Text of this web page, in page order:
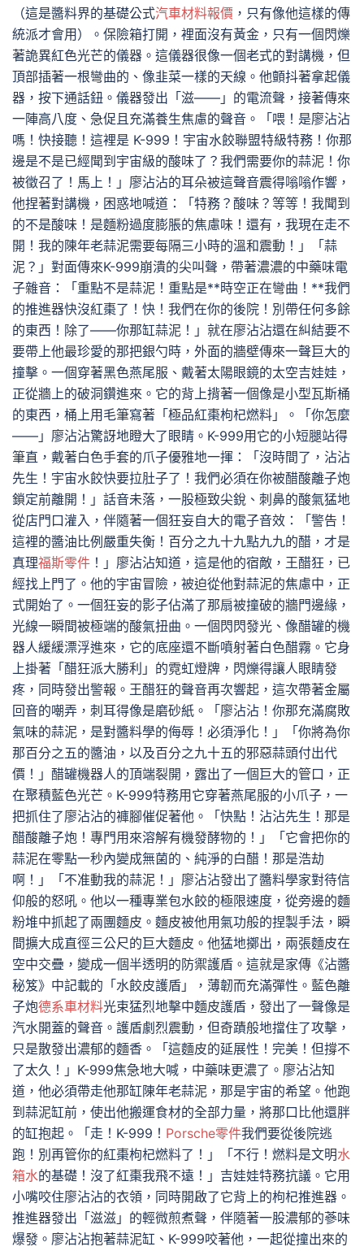
（這是醬料界的基礎公式汽車材料報價 ，只有像他這樣的傳
統派才會用）。保險箱打開，裡面沒有黃金，只有一個閃爍
著詭異紅色光芒的儀器。這儀器很像一個老式的對講機，但
頂部插著一根彎曲的、像韭菜一樣的天線。他顫抖著拿起儀
器，按下通話鈕。儀器發出「滋——」的電流聲，接著傳來
一陣高八度、急促且充滿養生焦慮的聲音。「喂！是廖沾沾
嗎！快接聽！這裡是 K-999！宇宙水餃聯盟特級特務！你那
邊是不是已經聞到宇宙級的酸味了？我們需要你的蒜泥！你
被徵召了！馬上！」廖沾沾的耳朵被這聲音震得嗡嗡作響，
他捏著對講機，困惑地喊道：「特務？酸味？等等！我聞到
的不是酸味！是麵粉過度膨脹的焦慮味！還有，我現在走不
開！我的陳年老蒜泥需要每隔三小時的溫和震動！」「蒜
泥？」對面傳來K-999崩潰的尖叫聲，帶著濃濃的中藥味電
子雜音：「重點不是蒜泥！重點是**時空正在彎曲！**我們
的推進器快沒紅棗了！快！我們在你的後院！別帶任何多餘
的東西！除了——你那缸蒜泥！」就在廖沾沾還在糾結要不
要帶上他最珍愛的那把銀勺時，外面的牆壁傳來一聲巨大的
撞擊。一個穿著黑色燕尾服、戴著太陽眼鏡的太空吉娃娃，
正從牆上的破洞鑽進來。它的背上揹著一個像是小型瓦斯桶
的東西，桶上用毛筆寫著「極品紅棗枸杞燃料」。「你怎麼
——」廖沾沾驚訝地瞪大了眼睛。K-999用它的小短腿站得
筆直，戴著白色手套的爪子優雅地一揮：「沒時間了，沾沾
先生！宇宙水餃快要拉肚子了！我們必須在你被醋酸離子炮
鎖定前離開！」話音未落，一股極致尖銳、刺鼻的酸氣猛地
從店門口灌入，伴隨著一個狂妄自大的電子音效：「警告！
這裡的醬油比例嚴重失衡！百分之九十九點九九的醋，才是
真理福斯零件 ！」廖沾沾知道，這是他的宿敵，王醋狂，已
經找上門了。他的宇宙冒險，被迫從他對蒜泥的焦慮中，正
式開始了。一個狂妄的影子佔滿了那扇被撞破的牆門邊緣，
光線一瞬間被極端的酸氣扭曲。一個閃閃發光、像醋罐的機
器人緩緩漂浮進來，它的底座還不斷噴射著白色醋霧。它身
上掛著「醋狂派大勝利」的霓虹燈牌，閃爍得讓人眼睛發
疼，同時發出警報。王醋狂的聲音再次響起，這次帶著金屬
回音的嘲弄，刺耳得像是磨砂紙。「廖沾沾！你那充滿腐敗
氣味的蒜泥，是對醬料學的侮辱！必須淨化！」「你將為你
那百分之五的醬油，以及百分之九十五的邪惡蒜頭付出代
價！」醋罐機器人的頂端裂開，露出了一個巨大的管口，正
在聚積藍色光芒。K-999特務用它穿著燕尾服的小爪子，一
把抓住了廖沾沾的褲腳催促著他。「快點！沾沾先生！那是
醋酸離子炮！專門用來溶解有機發酵物的！」「它會把你的
蒜泥在零點一秒內變成無菌的、純淨的白醋！那是浩劫
啊！」「不准動我的蒜泥！」廖沾沾發出了醬料學家對待信
仰般的怒吼。他以一種專業包水餃的極限速度，從旁邊的麵
粉堆中抓起了兩團麵皮。麵皮被他用氣功般的捏製手法，瞬
間擴大成直徑三公尺的巨大麵皮。他猛地擲出，兩張麵皮在
空中交疊，變成一個半透明的防禦護盾。這就是家傳《沾醬
秘笈》中記載的「水餃皮護盾」，薄韌而充滿彈性。藍色離
子炮德系車材料光束猛烈地擊中麵皮護盾，發出了一聲像是
汽水開蓋的聲音。護盾劇烈震動，但奇蹟般地擋住了攻擊，
只是散發出濃郁的麵香。「這麵皮的延展性！完美！但撐不
了太久！」K-999焦急地大喊，中藥味更濃了。廖沾沾知
道，他必須帶走他那缸陳年老蒜泥，那是宇宙的希望。他跑
到蒜泥缸前，使出他搬運食材的全部力量，將那口比他還胖
的缸抱起。「走！K-999！ Porsche零件我們要從後院逃
跑！別再管你的紅棗枸杞燃料了！」「不行！燃料是文明水
箱水的基礎！沒了紅棗我飛不遠！」吉娃娃特務抗議。它用
小嘴咬住廖沾沾的衣領，同時開啟了它背上的枸杞推進器。
推進器發出「滋滋」的輕微煎煮聲，伴隨著一股濃郁的蔘味
爆發。廖沾沾抱著蒜泥缸、K-999咬著他，一起從撞出來的